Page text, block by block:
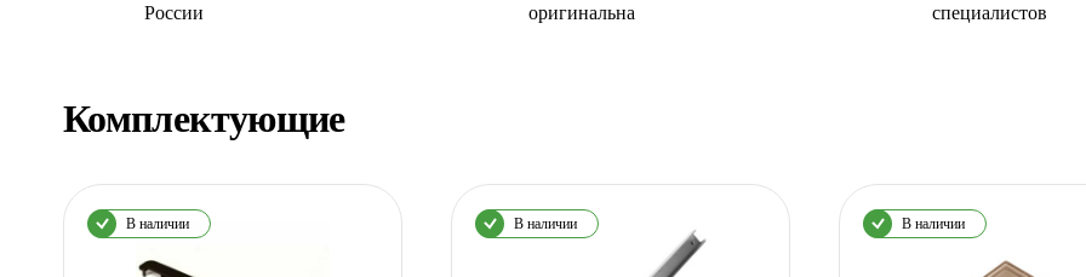
России
оригинальна
специалистов
Комплектующие
В наличии В наличии В наличии